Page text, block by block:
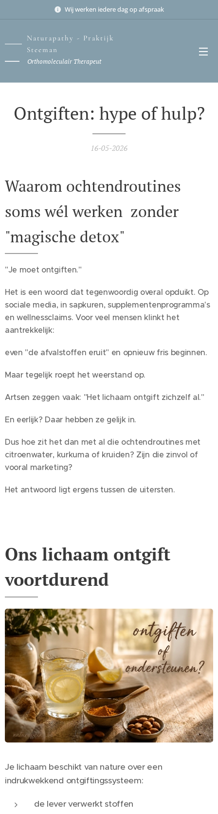
Wij werken iedere dag op afspraak
Naturapathy - Praktijk
Steeman
Orthomoleculair Therapeut
Ontgiften: hype of hulp?
16-05-2026
Waarom ochtendroutines
soms wél werken zonder
"magische detox"
"Je moet ontgiften."
Het is een woord dat tegenwoordig overal opduikt. Op
sociale media, in sapkuren, supplementenprogramma's
en wellnessclaims. Voor veel mensen klinkt het
aantrekkelijk:
even "de afvalstoffen eruit" en opnieuw fris beginnen.
Maar tegelijk roept het weerstand op.
Artsen zeggen vaak: "Het lichaam ontgift zichzelf al."
En eerlijk? Daar hebben ze gelijk in.
Dus hoe zit het dan met al die ochtendroutines met
citroenwater, kurkuma of kruiden? Zijn die zinvol of
vooral marketing?
Het antwoord ligt ergens tussen de uitersten.
Ons lichaam ontgift
voortdurend
Je lichaam beschikt van nature over een
indrukwekkend ontgiftingssysteem:
de lever verwerkt stoffen